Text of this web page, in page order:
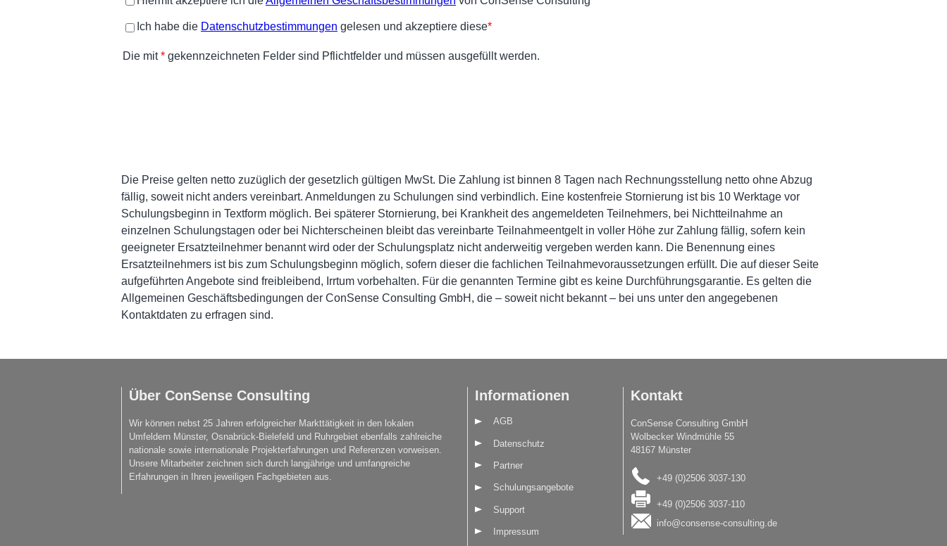
Die Preise gelten netto zuzüglich der gesetzlich gültigen MwSt. Die Zahlung ist binnen 8 Tagen nach Rechnungsstellung netto ohne Abzug
fällig, soweit nicht anders vereinbart. Anmeldungen zu Schulungen sind verbindlich. Eine kostenfreie Stornierung ist bis 10 Werktage vor
Schulungsbeginn in Textform möglich. Bei späterer Stornierung, bei Krankheit des angemeldeten Teilnehmers, bei Nichtteilnahme an
einzelnen Schulungstagen oder bei Nichterscheinen bleibt das vereinbarte Teilnahmeentgelt in voller Höhe zur Zahlung fällig, sofern kein
geeigneter Ersatzteilnehmer benannt wird oder der Schulungsplatz nicht anderweitig vergeben werden kann. Die Benennung eines
Ersatzteilnehmers ist bis zum Schulungsbeginn möglich, sofern dieser die fachlichen Teilnahmevoraussetzungen erfüllt. Die auf dieser Seite
aufgeführten Angebote sind freibleibend, Irrtum vorbehalten. Für die genannten Termine gibt es keine Durchführungsgarantie. Es gelten die
Allgemeinen Geschäftsbedingungen der ConSense Consulting GmbH, die – soweit nicht bekannt – bei uns unter den angegebenen
Kontaktdaten zu erfragen sind.
Über ConSense Consulting
Wir können nebst 25 Jahren erfolgreicher Markttätigkeit in den lokalen
Umfeldern Münster, Osnabrück-Bielefeld und Ruhrgebiet ebenfalls zahlreiche
nationale sowie internationale Projekterfahrungen und Referenzen vorweisen.
Unsere Mitarbeiter zeichnen sich durch langjährige und umfangreiche
Erfahrungen in Ihren jeweiligen Fachgebieten aus.
Informationen
AGB
Datenschutz
Partner
Schulungsangebote
Support
Impressum
Kontakt
ConSense Consulting GmbH
Wolbecker Windmühle 55
48167 Münster
+49 (0)2506 3037-130
+49 (0)2506 3037-110
info@consense-consulting.de